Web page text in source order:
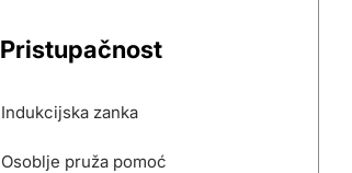
Pristupačnost
Indukcijska zanka
Osoblje pruža pomoć